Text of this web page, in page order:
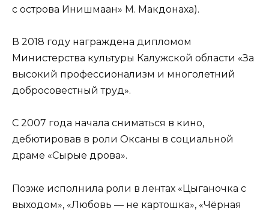
с острова Инишмаан» М. Макдонаха).
В 2018 году награждена дипломом
Министерства культуры Калужской области «За
высокий профессионализм и многолетний
добросовестный труд».
С 2007 года начала сниматься в кино,
дебютировав в роли Оксаны в социальной
драме «Сырые дрова».
Позже исполнила роли в лентах «Цыганочка с
выходом», «Любовь — не картошка», «Чёрная